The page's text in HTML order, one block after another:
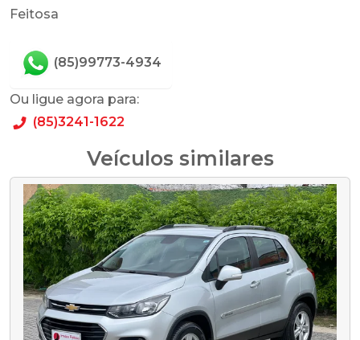
Feitosa
(85)99773-4934
Ou ligue agora para:
(85)3241-1622
Veículos similares